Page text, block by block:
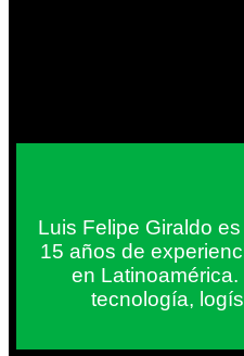
Luis Felipe Giraldo
15 años de
en
tecnología,